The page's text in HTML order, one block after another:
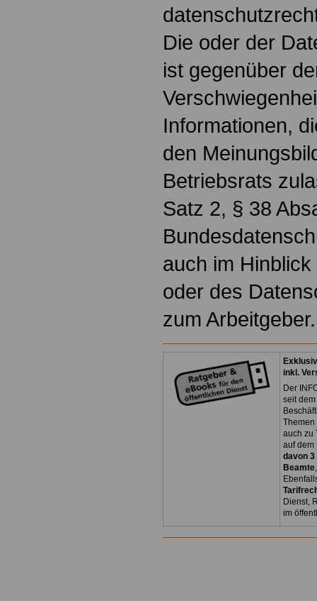
Die oder der
ist gegenüber
Informationen,
den
Betriebsrats
Satz 2, § 38
auch im
oder des
zum Arbeitgeber.
inkl.
Der
seit
Themen
auch zu
auf dem
davon 3
Beamte
Dienst,
im